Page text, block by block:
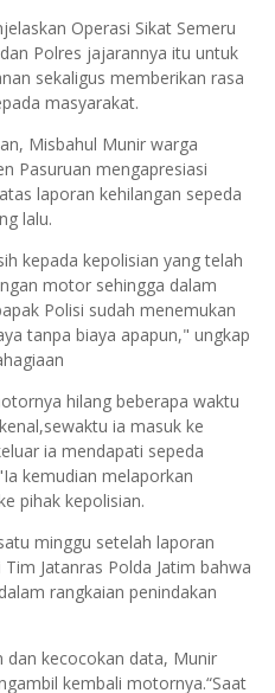
Operasi Sikat Semeru
Polres jajarannya itu untuk
sekaligus memberikan rasa
masyarakat.
Misbahul Munir warga
Pasuruan mengapresiasi
laporan kehilangan sepeda
lalu.
kepada kepolisian yang telah
motor sehingga dalam
Polisi sudah menemukan
tanpa biaya apapun," ungkap
hilang beberapa waktu
ia masuk ke
ia mendapati sepeda
kemudian melaporkan
pihak kepolisian.
minggu setelah laporan
Jatanras Polda Jatim bahwa
rangkaian penindakan
dan kecocokan data, Munir
kembali motornya.“Saat